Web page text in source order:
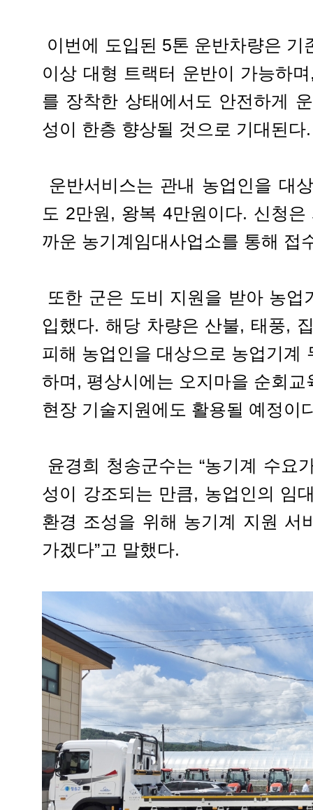
이번에 도입된 5톤 운반차량은
이상 대형 트랙터 운반이 가능하
를 장착한 상태에서도 안전하게
성이 한층 향상될 것으로 기대된다.
운반서비스는 관내 농업인을 대
도 2만원, 왕복 4만원이다. 신청
까운 농기계임대사업소를 통해 접
또한 군은 도비 지원을 받아 농업
입했다. 해당 차량은 산불, 태풍,
피해 농업인을 대상으로 농업기계
하며, 평상시에는 오지마을 순회
현장 기술지원에도 활용될 예정이
윤경희 청송군수는 “농기계 수요
성이 강조되는 만큼, 농업인의 임
환경 조성을 위해 농기계 지원 서
가겠다”고 말했다.